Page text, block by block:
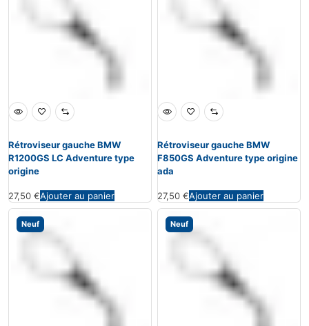
Rétroviseur gauche BMW
R1200GS LC Adventure type
origine
27,50 €Ajouter au panier
Rétroviseur gauche BMW
F850GS Adventure type origine
ada
27,50 €Ajouter au panier
Neuf Neuf